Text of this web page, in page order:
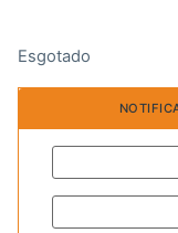
Esgotado